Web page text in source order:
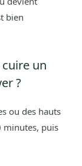
bien
un
?
ou des hauts
minutes, puis